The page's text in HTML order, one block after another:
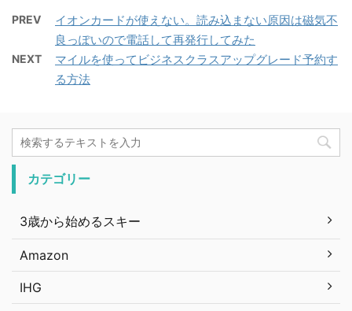
PREV
イオンカードが使えない。読み込まない原因は磁気不
良っぽいので電話して再発行してみた
NEXT
マイルを使ってビジネスクラスアップグレード予約す
る方法
カテゴリー
3歳から始めるスキー
Amazon
IHG